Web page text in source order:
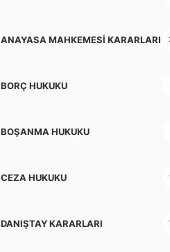
ANAYASA MAHKEMESİ KARARLARI
BORÇ HUKUKU
BOŞANMA HUKUKU
CEZA HUKUKU
DANIŞTAY KARARLARI